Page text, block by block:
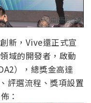
新，Vive還正式宣
域的開發者，啟動
），總獎金高達
評選流程、獎項設置
：